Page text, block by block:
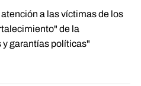
a las víctimas de los
de la
y garantías políticas"